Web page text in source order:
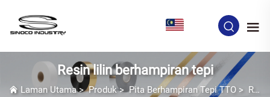
Resin lilin berhampiran tepi
Laman Utama>Produk>Pita Berhampiran Tepi TTO > Resin lilin berhampiran tepi